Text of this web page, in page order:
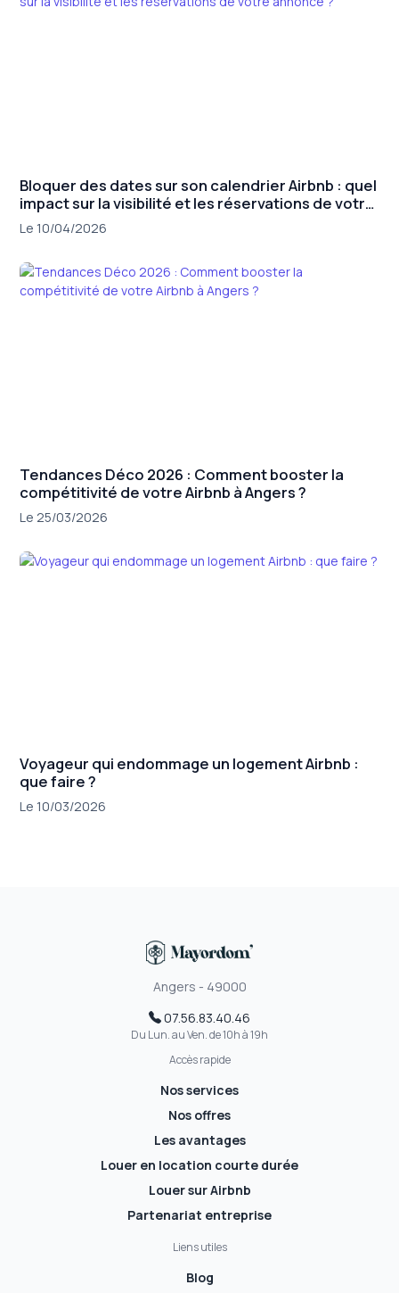
Bloquer des dates sur son calendrier Airbnb : quel
impact sur la visibilité et les réservations de votre
annonce ?
Le 10/04/2026
Tendances Déco 2026 : Comment booster la
compétitivité de votre Airbnb à Angers ?
Le 25/03/2026
Voyageur qui endommage un logement Airbnb :
que faire ?
Le 10/03/2026
Angers - 49000
07.56.83.40.46
Du Lun. au Ven. de 10h à 19h
Accès rapide
Nos services
Nos offres
Les avantages
Louer en location courte durée
Louer sur Airbnb
Partenariat entreprise
Liens utiles
Blog